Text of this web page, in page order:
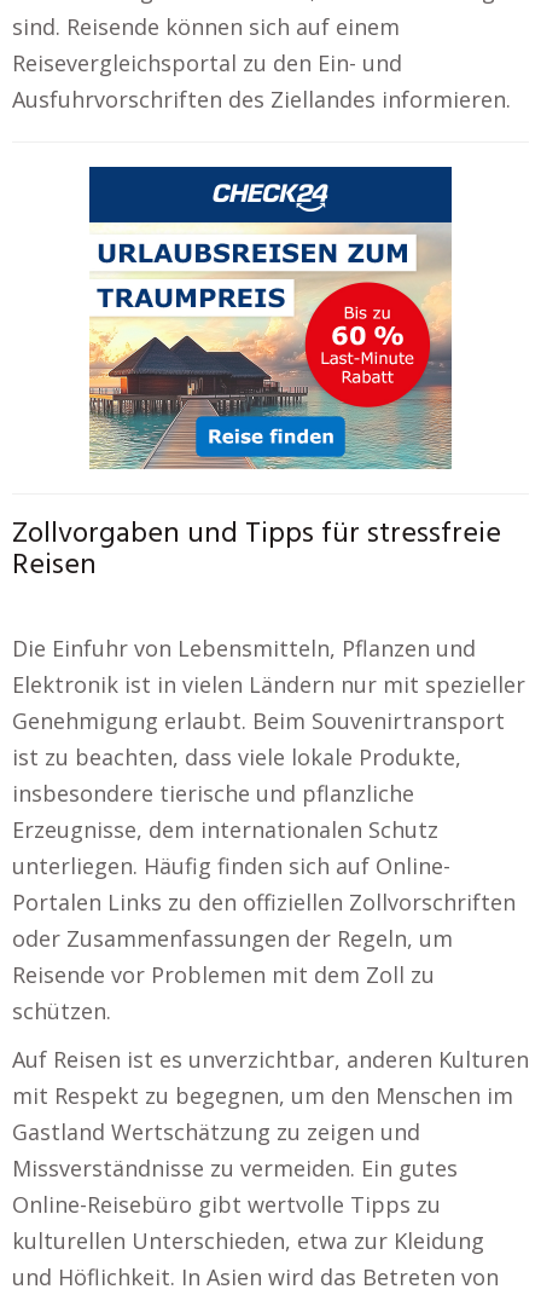
sind. Reisende können sich auf einem
Reisevergleichsportal zu den Ein- und
Ausfuhrvorschriften des Ziellandes informieren.
Zollvorgaben und Tipps für stressfreie
Reisen
Die Einfuhr von Lebensmitteln, Pflanzen und
Elektronik ist in vielen Ländern nur mit spezieller
Genehmigung erlaubt. Beim Souvenirtransport
ist zu beachten, dass viele lokale Produkte,
insbesondere tierische und pflanzliche
Erzeugnisse, dem internationalen Schutz
unterliegen. Häufig finden sich auf Online-
Portalen Links zu den offiziellen Zollvorschriften
oder Zusammenfassungen der Regeln, um
Reisende vor Problemen mit dem Zoll zu
schützen.
Auf Reisen ist es unverzichtbar, anderen Kulturen
mit Respekt zu begegnen, um den Menschen im
Gastland Wertschätzung zu zeigen und
Missverständnisse zu vermeiden. Ein gutes
Online-Reisebüro gibt wertvolle Tipps zu
kulturellen Unterschieden, etwa zur Kleidung
und Höflichkeit. In Asien wird das Betreten von